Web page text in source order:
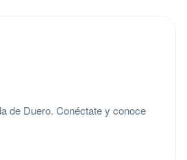
de Duero. Conéctate y conoce